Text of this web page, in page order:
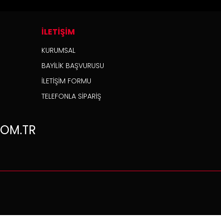
İLETİŞİM
KURUMSAL
BAYİLİK BAŞVURUSU
İLETİŞİM FORMU
TELEFONLA SİPARİŞ